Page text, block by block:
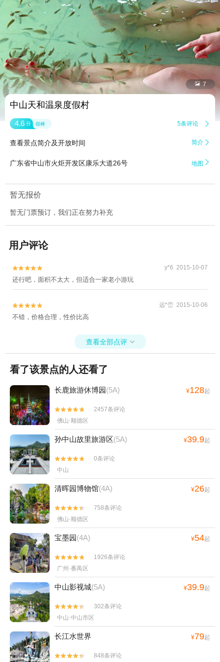
 7
中山天和温泉度假村
4.6 分 很棒 5条评论 
查看景点简介及开放时间 简介 
广东省中山市火炬开发区康乐大道26号 地图 
暂无报价
暂无门票预订，我们正在努力补充
用户评论

 y*6 2015-10-07
还行吧，面积不太大，但适合一家老小游玩

 远*峦 2015-10-06
不错，价格合理，性价比高
查看全部点评 
看了该景点的人还看了
长鹿旅游休博园(5A) ¥128起


2457条评论
佛山·顺德区
孙中山故里旅游区(5A) ¥39.9起


0条评论
中山
清晖园博物馆(4A) ¥26起


758条评论
佛山·顺德区
宝墨园(4A) ¥54起


1926条评论
广州·番禺区
中山影视城(5A) ¥39.9起


302条评论
中山·中山市区
长江水世界 ¥79起

 848条评论
